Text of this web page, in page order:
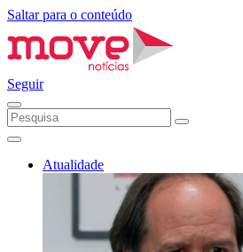
Saltar para o conteúdo
Seguir
Atualidade